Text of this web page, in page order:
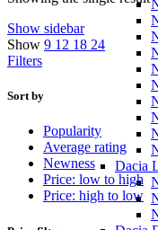
Dacia
Show sidebar
Show 9 12 18 24
Filters
Sort by
Popularity
Average rating
Newness
Price: low to high
Price: high to low